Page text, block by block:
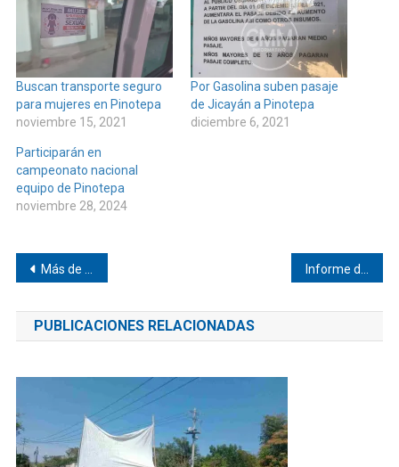
Buscan transporte seguro
para mujeres en Pinotepa
noviembre 15, 2021
Por Gasolina suben pasaje
de Jicayán a Pinotepa
diciembre 6, 2021
Participarán en
campeonato nacional
equipo de Pinotepa
noviembre 28, 2024
Navegación
de
entradas
Más de 12 horas sin luz en Corralero
PUBLICACIONES RELACIONADAS